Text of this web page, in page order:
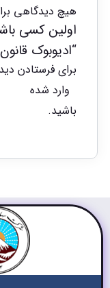
هیچ دیدگاهی
اولین کسی
“ادیوبوک
برای فرستادن
وارد شده
باشید.